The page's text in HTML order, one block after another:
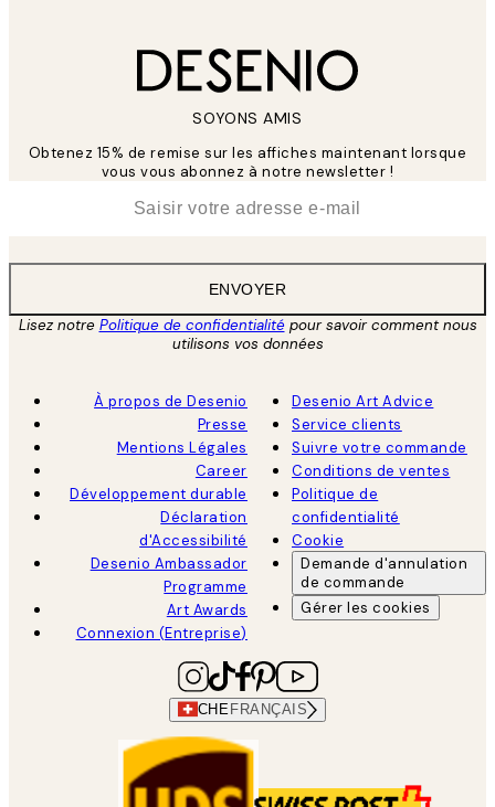
SOYONS AMIS
Obtenez 15% de remise sur les affiches maintenant lorsque
vous vous abonnez à notre newsletter !
ENVOYER
Lisez notre Politique de confidentialitépour savoir comment nous
utilisons vos données
À propos de Desenio
Presse
Mentions Légales
Career
Développement durable
Déclaration
d'Accessibilité
Desenio Ambassador
Programme
Art Awards
Connexion (Entreprise)
Desenio Art Advice
Service clients
Suivre votre commande
Conditions de ventes
Politique de
confidentialité
Cookie
Demande d'annulation
de commande
Gérer les cookies
CHE FRANÇAIS